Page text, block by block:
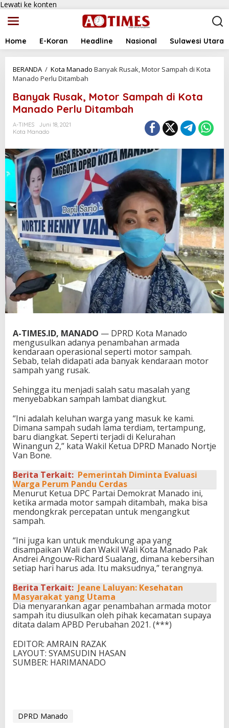
Lewati ke konten
Home E-Koran Headline Nasional Sulawesi Utara
BERANDA / Kota Manado Banyak Rusak, Motor Sampah di Kota
Manado Perlu Ditambah
Banyak Rusak, Motor Sampah di Kota
Manado Perlu Ditambah
A-TIMES
Juni 18, 2021
Kota Manado
A-TIMES.ID, MANADO — DPRD Kota Manado
mengusulkan adanya penambahan armada
kendaraan operasional seperti motor sampah.
Sebab, telah didapati ada banyak kendaraan motor
sampah yang rusak.
Sehingga itu menjadi salah satu masalah yang
menyebabkan sampah lambat diangkut.
“Ini adalah keluhan warga yang masuk ke kami.
Dimana sampah sudah lama terdiam, tertampung,
baru diangkat. Seperti terjadi di Kelurahan
Winangun 2,” kata Wakil Ketua DPRD Manado Nortje
Van Bone.
Berita Terkait: Pemerintah Diminta Evaluasi
Warga Perum Pandu Cerdas
Menurut Ketua DPC Partai Demokrat Manado ini,
ketika armada motor sampah ditambah, maka bisa
mendongkrak percepatan untuk mengangkut
sampah.
“Ini juga kan untuk mendukung apa yang
disampaikan Wali dan Wakil Wali Kota Manado Pak
Andrei Angouw-Richard Sualang, dimana kebersihan
setiap hari harus ada. Itu maksudnya,” terangnya.
Berita Terkait: Jeane Laluyan: Kesehatan
Masyarakat yang Utama
Dia menyarankan agar penambahan armada motor
sampah itu diusulkan oleh pihak kecamatan supaya
ditata dalam APBD Perubahan 2021. (***)
EDITOR: AMRAIN RAZAK
LAYOUT: SYAMSUDIN HASAN
SUMBER: HARIMANADO
DPRD Manado